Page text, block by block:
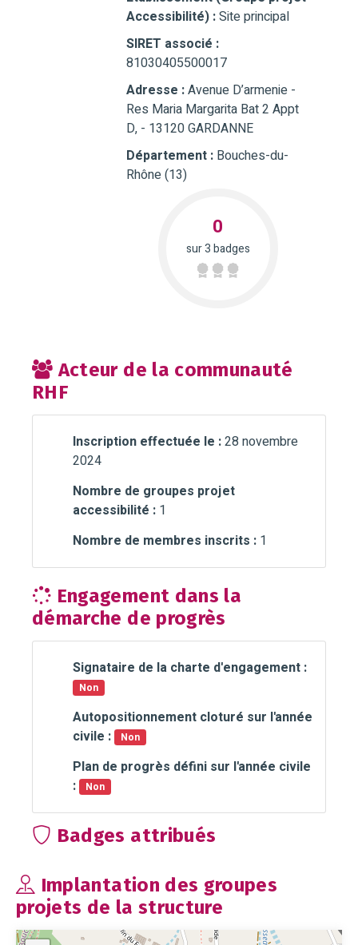
Accessibilité) :Site principal
SIRET associé :
81030405500017
Adresse :Avenue D’armenie -
Res Maria Margarita Bat 2 Appt
D, - 13120 GARDANNE
Département : Bouches-du-
Rhône (13)
0
sur 3 badges
Acteur de la communauté
RHF
Inscription effectuée le :28 novembre
2024
Nombre de groupes projet
accessibilité : 1
Nombre de membres inscrits : 1
Engagement dans la
démarche de progrès
Signataire de la charte d'engagement :
Non
Autopositionnement cloturé sur l'année
civile :
Non
Plan de progrès défini sur l'année civile
:
Non
Badges attribués
Implantation des groupes
projets de la structure